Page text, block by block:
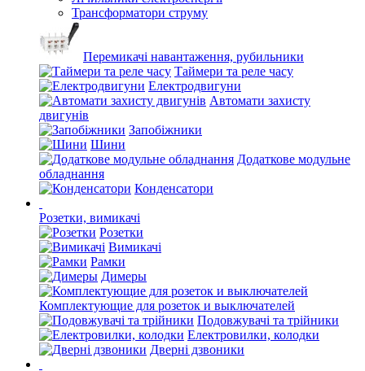
Трансформатори струму
Перемикачі навантаження, рубильники
Таймери та реле часу
Електродвигуни
Автомати захисту
двигунів
Запобіжники
Шини
Додаткове модульне
обладнання
Конденсатори
Розетки, вимикачі
Розетки
Вимикачі
Рамки
Димеры
Комплектующие для розеток и выключателей
Подовжувачі та трійники
Електровилки, колодки
Дверні дзвоники